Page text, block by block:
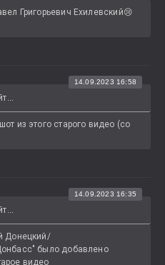
Григорьевич Ехилевский😢
14.09.2023 16:58
из этого старого видео (со
14.09.2023 16:35
Донецкий/
было добавлено
видео